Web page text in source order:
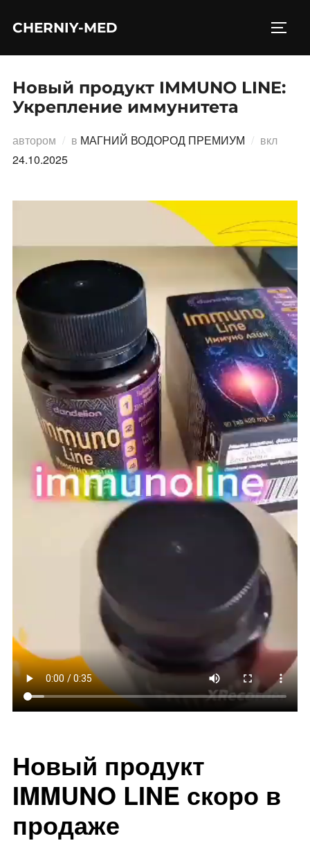
CHERNIY-MED
Новый продукт IMMUNO LINE:
Укрепление иммунитета
автором в МАГНИЙ ВОДОРОД ПРЕМИУМ вкл
24.10.2025
Новый продукт
IMMUNO LINE скоро в
продаже